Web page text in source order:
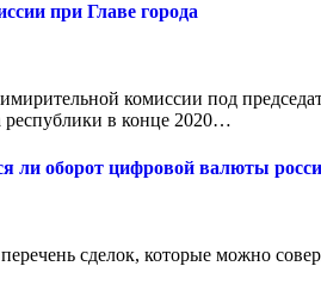
при Главе города
комиссии под
республики в конце 2020…
ли оборот цифровой валюты
сделок, которые можно